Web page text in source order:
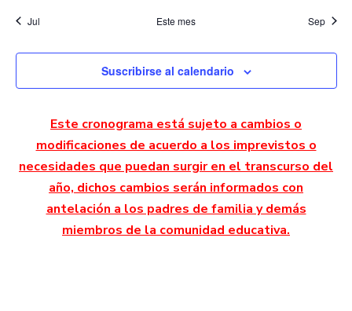
Jul Este mes Sep
Suscribirse al calendario
Este cronograma está sujeto a cambios o
modificaciones de acuerdo a los imprevistos o
necesidades que puedan surgir en el transcurso del
año, dichos cambios serán informados con
antelación a los padres de familia y demás
miembros de la comunidad educativa.